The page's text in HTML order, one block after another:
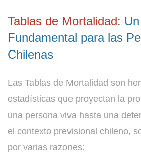
Tablas de Mortalidad:
Fundamental para las
Chilenas
Las Tablas de Mortalidad son
estadísticas que proyectan la
una persona viva hasta una
el contexto previsional chileno,
por varias razones: